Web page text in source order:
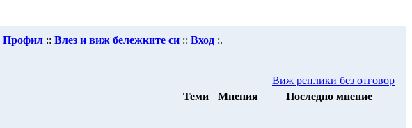
Профил:: Влез и виж бележките си:: Вход:.
Виж реплики без отговор
Теми Мнения
Последно мнение